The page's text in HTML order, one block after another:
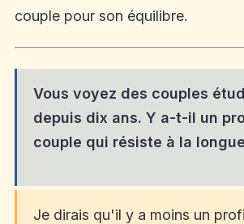
couple pour son équilibre.
Vous voyez des couples
depuis dix ans. Y a-t-il un
couple qui résiste à la
Je dirais qu'il y a moins un